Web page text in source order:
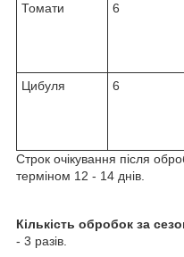
Томати
6
Цибуля
6
Строк очікування після
терміном 12 - 14 днів.
Кількість обробок за
- 3 разів.